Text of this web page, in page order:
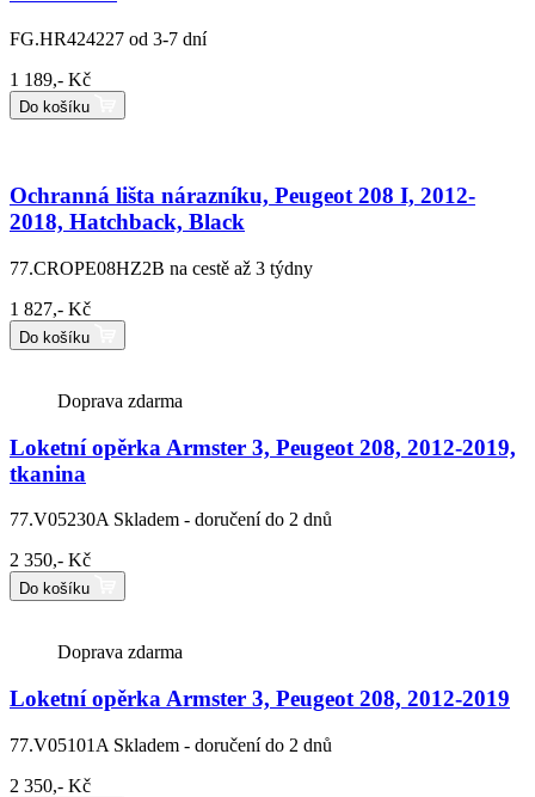
FG.HR424227 od 3-7 dní
1 189,- Kč
Do košíku
Ochranná lišta nárazníku, Peugeot 208 I, 2012-
2018, Hatchback, Black
77.CROPE08HZ2B na cestě až 3 týdny
1 827,- Kč
Do košíku
Doprava zdarma
Loketní opěrka Armster 3, Peugeot 208, 2012-2019,
tkanina
77.V05230A Skladem - doručení do 2 dnů
2 350,- Kč
Do košíku
Doprava zdarma
Loketní opěrka Armster 3, Peugeot 208, 2012-2019
77.V05101A Skladem - doručení do 2 dnů
2 350,- Kč